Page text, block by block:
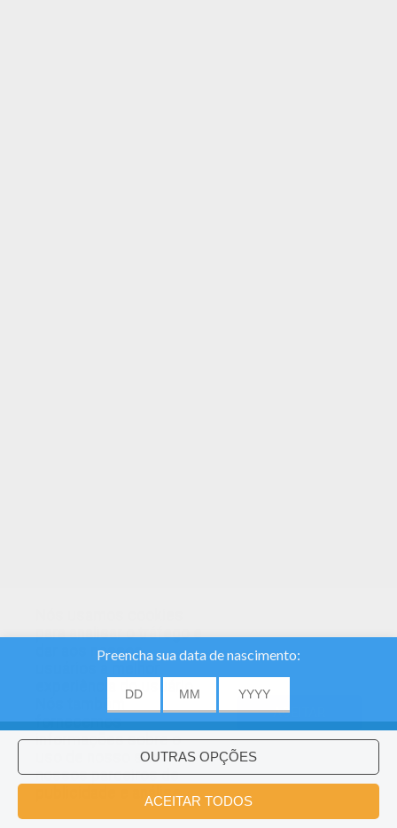
para analisar o tráfego e
dar aos nossos
experiência do usuário.
fornecemos
informações sobre o
uso de nosso site
nossos parceiros de
publicidade e análise.
ACEITAR